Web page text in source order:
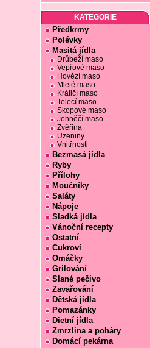
KATEGORIE
Předkrmy
Polévky
Masitá jídla
Drůbeží maso
Vepřové maso
Hovězí maso
Mleté maso
Králičí maso
Telecí maso
Skopové maso
Jehněčí maso
Zvěřina
Uzeniny
Vnitřnosti
Bezmasá jídla
Ryby
Přílohy
Moučníky
Saláty
Nápoje
Sladká jídla
Vánoční recepty
Ostatní
Cukroví
Omáčky
Grilování
Slané pečivo
Zavařování
Dětská jídla
Pomazánky
Dietní jídla
Zmrzlina a poháry
Domácí pekárna